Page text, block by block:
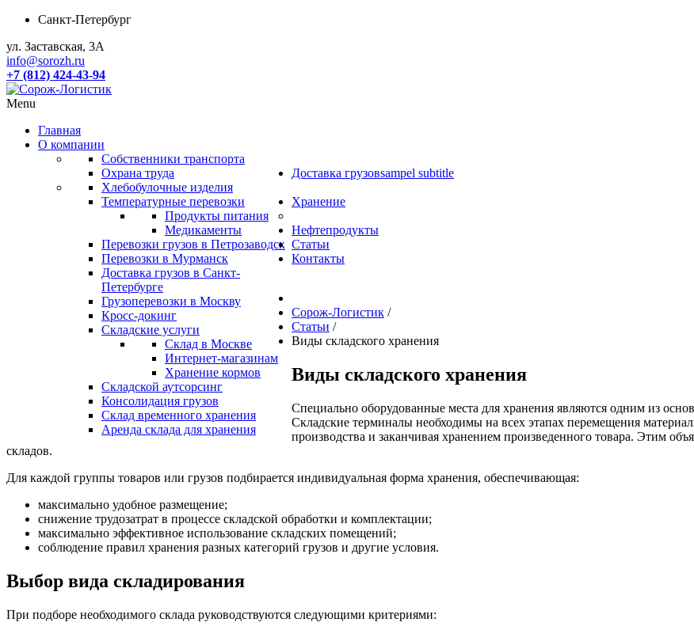
Санкт-Петербург
ул. Заставская, 3А
info@sorozh.ru
+7 (812) 424-43-94
Menu
Главная
О компании
Собственники транспорта
Охрана труда
Доставка грузовsampel subtitle
Хлебобулочные изделия
Температурные перевозки
Продукты питания
Медикаменты
Перевозки грузов в Петрозаводск
Перевозки в Мурманск
Доставка грузов в Санкт-
Петербурге
Грузоперевозки в Москву
Хранение
Кросс-докинг
Складские услуги
Склад в Москве
Интернет-магазинам
Хранение кормов
Складской аутсорсинг
Консолидация грузов
Склад временного хранения
Аренда склада для хранения
Нефтепродукты
Статьи
Контакты
Сорож-Логистик /
Статьи /
Виды складского хранения
Виды складского хранения
Специально оборудованные места для хранения являются одним из
Складские терминалы необходимы на всех этапах перемещения
производства и заканчивая хранением произведенного товара. Этим
складов.
Для каждой группы товаров или грузов подбирается индивидуальная форма хранения, обеспечивающая:
максимально удобное размещение;
снижение трудозатрат в процессе складской обработки и комплектации;
максимально эффективное использование складских помещений;
соблюдение правил хранения разных категорий грузов и другие условия.
Выбор вида складирования
При подборе необходимого склада руководствуются следующими критериями: